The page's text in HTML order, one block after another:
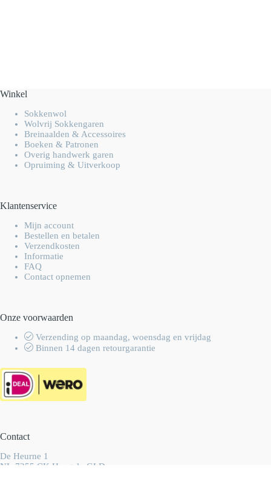
Winkel
Sokkenwol
Wolvrij Sokkengaren
Breinaalden & Accessoires
Boeken & Patronen
Overig handwerk garen
Opruiming & Uitverkoop
Klantenservice
Mijn account
Bestellen en betalen
Verzendkosten
Informatie
FAQ
Contact opnemen
Onze voorwaarden
Verzending op maandag, woensdag en vrijdag
Binnen 14 dagen retourgarantie
Contact
De Heurne 1
NL-7255 CK Hengelo GLD